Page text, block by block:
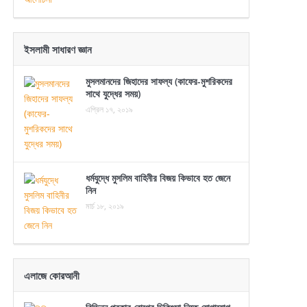
ইসলামী সাধারণ জ্ঞান
মুসলমানদের জিহাদের সাফল্য (কাফের-মুশরিকদের
সাথে যুদ্ধের সময়)
এপ্রিল ১৭, ২০১৯
ধর্মযুদ্ধে মুসলিম বাহিনীর বিজয় কিভাবে হত জেনে
নিন
মার্চ ১৮, ২০১৯
এলাজে কোরআনী